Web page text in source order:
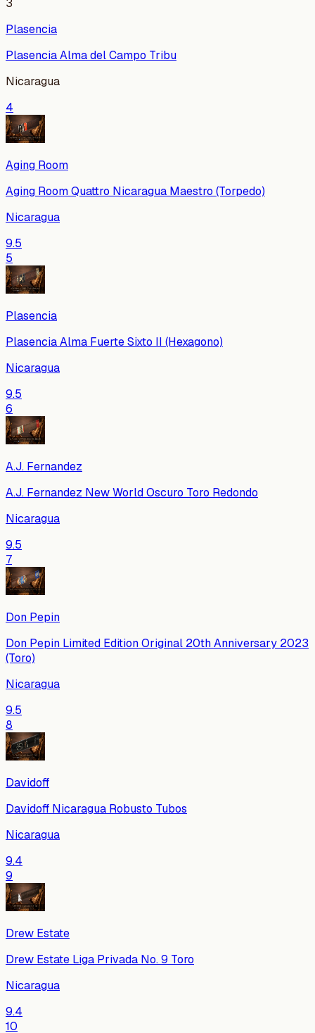
3
Plasencia
Plasencia Alma del Campo Tribu
Nicaragua
4
Aging Room
Aging Room Quattro Nicaragua Maestro (Torpedo)
Nicaragua
9.5
5
Plasencia
Plasencia Alma Fuerte Sixto II (Hexagono)
Nicaragua
9.5
6
A.J. Fernandez
A.J. Fernandez New World Oscuro Toro Redondo
Nicaragua
9.5
7
Don Pepin
Don Pepin Limited Edition Original 20th Anniversary 2023
(Toro)
Nicaragua
9.5
8
Davidoff
Davidoff Nicaragua Robusto Tubos
Nicaragua
9.4
9
Drew Estate
Drew Estate Liga Privada No. 9 Toro
Nicaragua
9.4
10